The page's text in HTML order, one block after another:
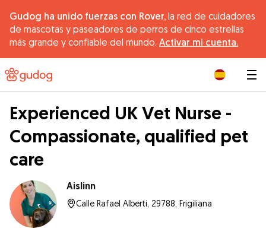
Gudog ha unido fuerzas con Rover, la red de cuidadores
de mascotas y paseadores de perros de cinco estrellas
más grande y confiable del mundo. Activar mi cuenta.
Experienced UK Vet Nurse -
Compassionate, qualified pet
care
Aislinn
Calle Rafael Alberti, 29788, Frigiliana